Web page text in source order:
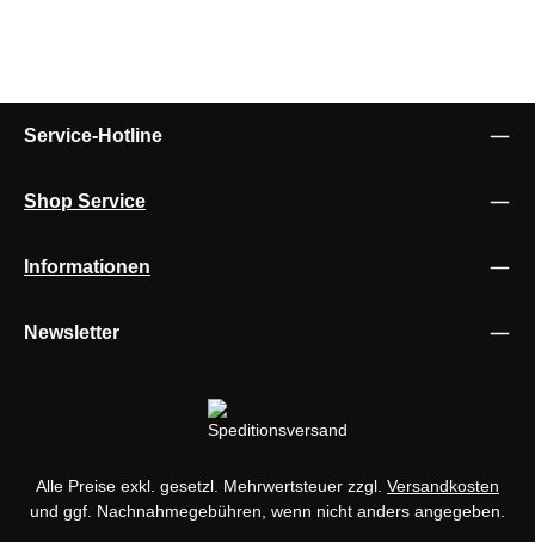
Service-Hotline
Shop Service
Informationen
Newsletter
Alle Preise exkl. gesetzl. Mehrwertsteuer zzgl. Versandkosten
und ggf. Nachnahmegebühren, wenn nicht anders angegeben.